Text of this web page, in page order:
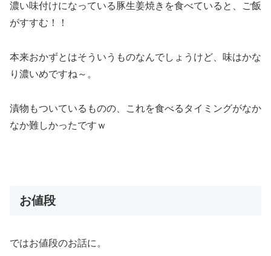
濃い味付けになっている豚生姜焼きを食べていると、ご飯
がすすむ！！
本来おかずとはそういうものなんでしょうけど、味はかな
り濃いめですね～。
漬物もついているものの、これを食べるタイミングがなか
なか難しかったですｗ
お値段
ではお値段のお話に。